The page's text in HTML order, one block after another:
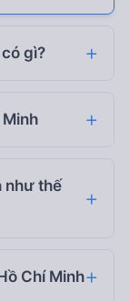
gì?
như thế
Chí Minh